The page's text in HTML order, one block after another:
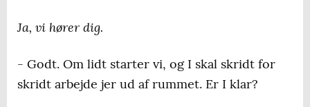
Ja, vi hører dig.
- Godt. Om lidt starter vi, og I skal skridt for
skridt arbejde jer ud af rummet. Er I klar?